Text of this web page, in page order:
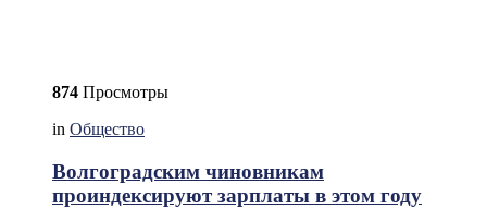
874 Просмотры
in Общество
Волгоградским чиновникам
проиндексируют зарплаты в этом году